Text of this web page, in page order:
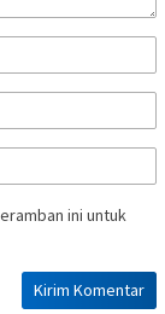
ini untuk